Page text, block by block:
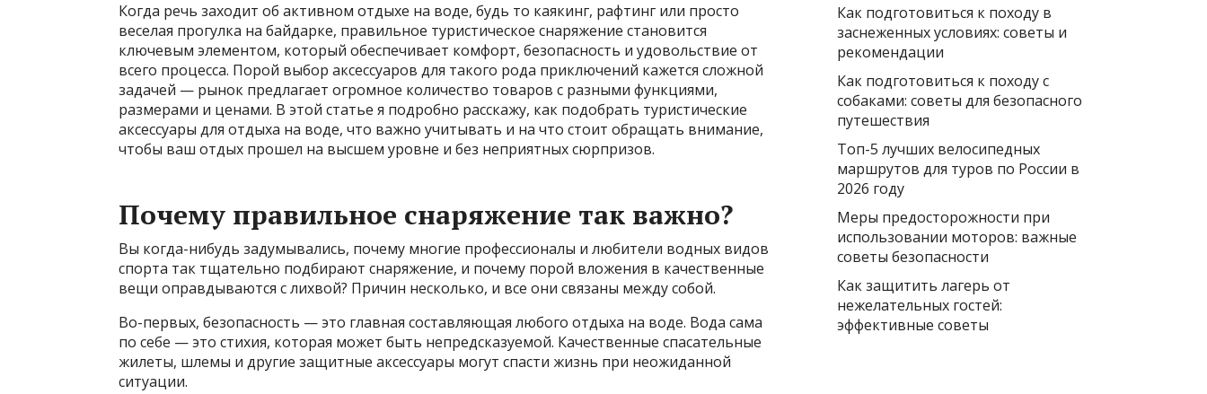
Когда речь заходит об активном отдыхе на воде, будь то каякинг, рафтинг или просто
веселая прогулка на байдарке, правильное туристическое снаряжение становится
ключевым элементом, который обеспечивает комфорт, безопасность и удовольствие от
всего процесса. Порой выбор аксессуаров для такого рода приключений кажется сложной
задачей — рынок предлагает огромное количество товаров с разными функциями,
размерами и ценами. В этой статье я подробно расскажу, как подобрать туристические
аксессуары для отдыха на воде, что важно учитывать и на что стоит обращать внимание,
чтобы ваш отдых прошел на высшем уровне и без неприятных сюрпризов.
Почему правильное снаряжение так важно?
Вы когда-нибудь задумывались, почему многие профессионалы и любители водных видов
спорта так тщательно подбирают снаряжение, и почему порой вложения в качественные
вещи оправдываются с лихвой? Причин несколько, и все они связаны между собой.
Во-первых, безопасность — это главная составляющая любого отдыха на воде. Вода сама
по себе — это стихия, которая может быть непредсказуемой. Качественные спасательные
жилеты, шлемы и другие защитные аксессуары могут спасти жизнь при неожиданной
ситуации.
Как подготовиться к походу в
заснеженных условиях: советы и
рекомендации
Как подготовиться к походу с
собаками: советы для безопасного
путешествия
Топ-5 лучших велосипедных
маршрутов для туров по России в
2026 году
Меры предосторожности при
использовании моторов: важные
советы безопасности
Как защитить лагерь от
нежелательных гостей:
эффективные советы